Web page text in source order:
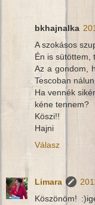
bkhajnalka
A szokásos
Én is sütöttem,
Az a gondom,
Tescoban
Ha vennék
kéne tennem?
Köszi!!
Hajni
Válasz
Limara
Köszönöm!